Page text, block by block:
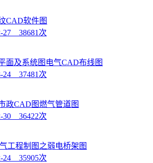
CAD软件图
27 38681次
面及系统图电气CAD布线图
24 37481次
政CAD图燃气管道图
30 36422次
工程制图之弱电桥架图
24 35905次